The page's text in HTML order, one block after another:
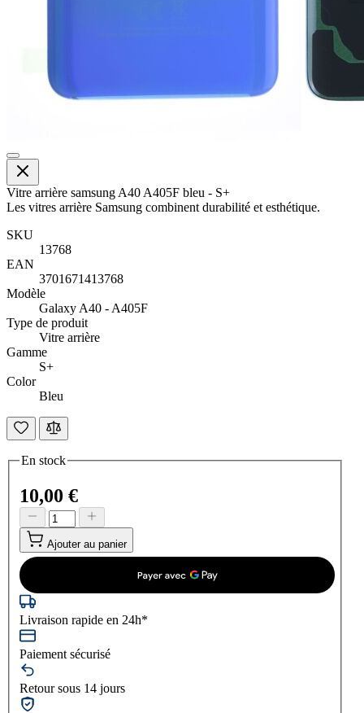
Vitre arrière samsung A40 A405F bleu - S+
Les vitres arrière Samsung combinent durabilité et esthétique.
SKU
13768
EAN
3701671413768
Modèle
Galaxy A40 - A405F
Type de produit
Vitre arrière
Gamme
S+
Color
Bleu
En stock
10,00 €
Ajouter au panier
Livraison rapide en 24h*
Paiement sécurisé
Retour sous 14 jours